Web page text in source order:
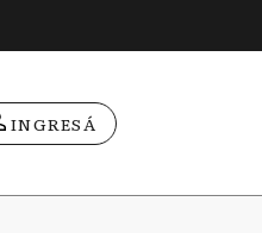
INGRESÁ